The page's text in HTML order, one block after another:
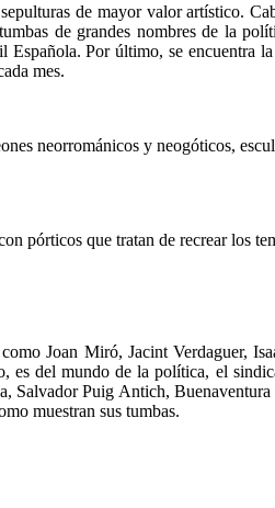
de mayor valor artístico.
de grandes nombres de la
Española. Por último, se encuentra
mes.
neorrománicos y neogóticos,
pórticos que tratan de recrear los
Joan Miró, Jacint
es del mundo de la política, el
Puig Antich,
muestran sus tumbas.